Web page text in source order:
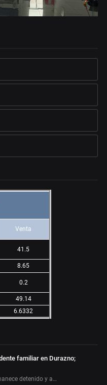
Venta
41.5
8.65
0.2
49.14
6.6332
familiar en Durazno;
detenido y a…